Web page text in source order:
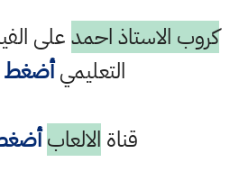
كروب الاستاذ احمدعلى
التعليميأضغط
قناة الالعاب